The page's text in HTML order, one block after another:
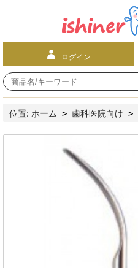
ログイン
位置: ホーム > 歯科医院向け >